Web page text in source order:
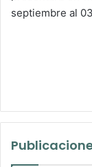
septiembre al